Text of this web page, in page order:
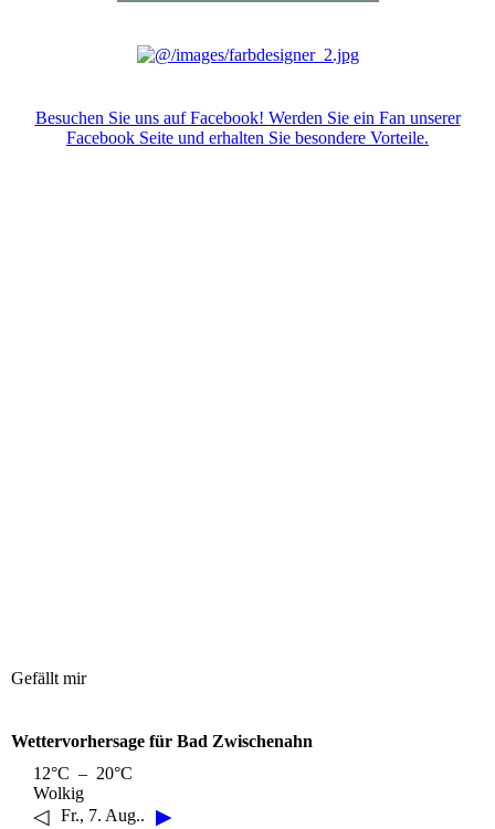
Besuchen Sie uns auf Facebook! Werden Sie ein Fan unserer
Facebook Seite und erhalten Sie besondere Vorteile.
Gefällt mir
Wettervorhersage für Bad Zwischenahn
12°C – 20°C
Wolkig
◁ Fr., 7. Aug.. ▶